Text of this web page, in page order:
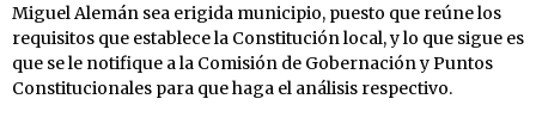
Miguel Alemán sea erigida municipio, puesto que reúne los
requisitos que establece la Constitución local, y lo que sigue es
que se le notifique a la Comisión de Gobernación y Puntos
Constitucionales para que haga el análisis respectivo.